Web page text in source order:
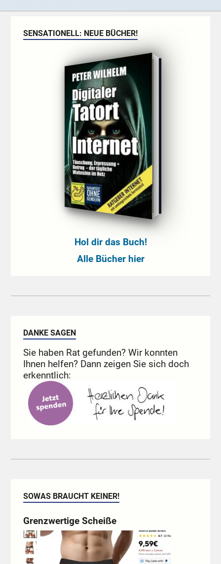
SENSATIONELL: NEUE BÜCHER!
Hol dir das Buch!
Alle Bücher hier
DANKE SAGEN
Sie haben Rat gefunden? Wir konnten
Ihnen helfen? Dann zeigen Sie sich doch
erkenntlich:
SOWAS BRAUCHT KEINER!
Grenzwertige Scheiße